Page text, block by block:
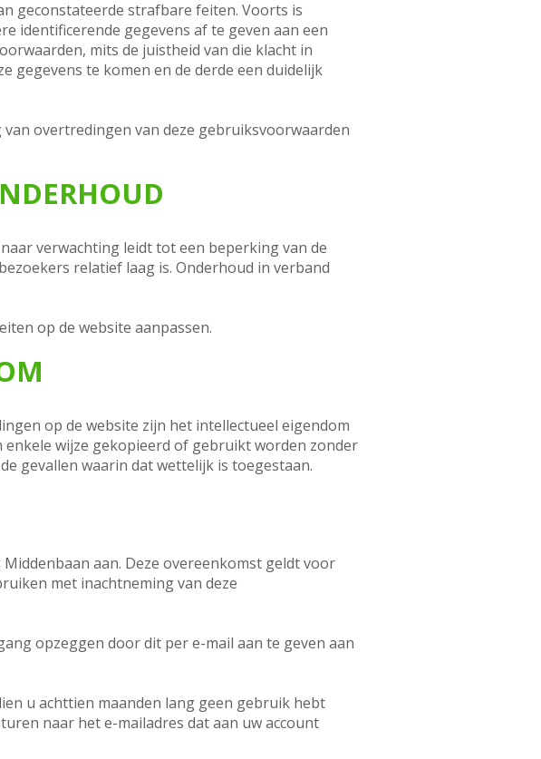
geconstateerde strafbare feiten. Voorts is
identificerende gegevens af te geven aan een
mits de juistheid van die klacht in
gegevens te komen en de derde een duidelijk
overtredingen van deze gebruiksvoorwaarden
verwachting leidt tot een beperking van de
relatief laag is. Onderhoud in verband
op de website aanpassen.
op de website zijn het intellectueel eigendom
wijze gekopieerd of gebruikt worden zonder
gevallen waarin dat wettelijk is toegestaan.
aan. Deze overeenkomst geldt voor
met inachtneming van deze
opzeggen door dit per e-mail aan te geven aan
u achttien maanden lang geen gebruik hebt
naar het e-mailadres dat aan uw account